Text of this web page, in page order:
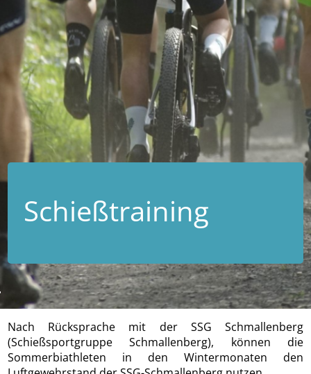
Schießtraining
Nach Rücksprache mit der SSG Schmallenberg
(Schießsportgruppe Schmallenberg), können die
Sommerbiathleten in den Wintermonaten den